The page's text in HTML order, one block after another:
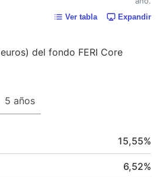
Ver tabla Expandir
del fondo FERI Core
5 años
15,55%
6,52%